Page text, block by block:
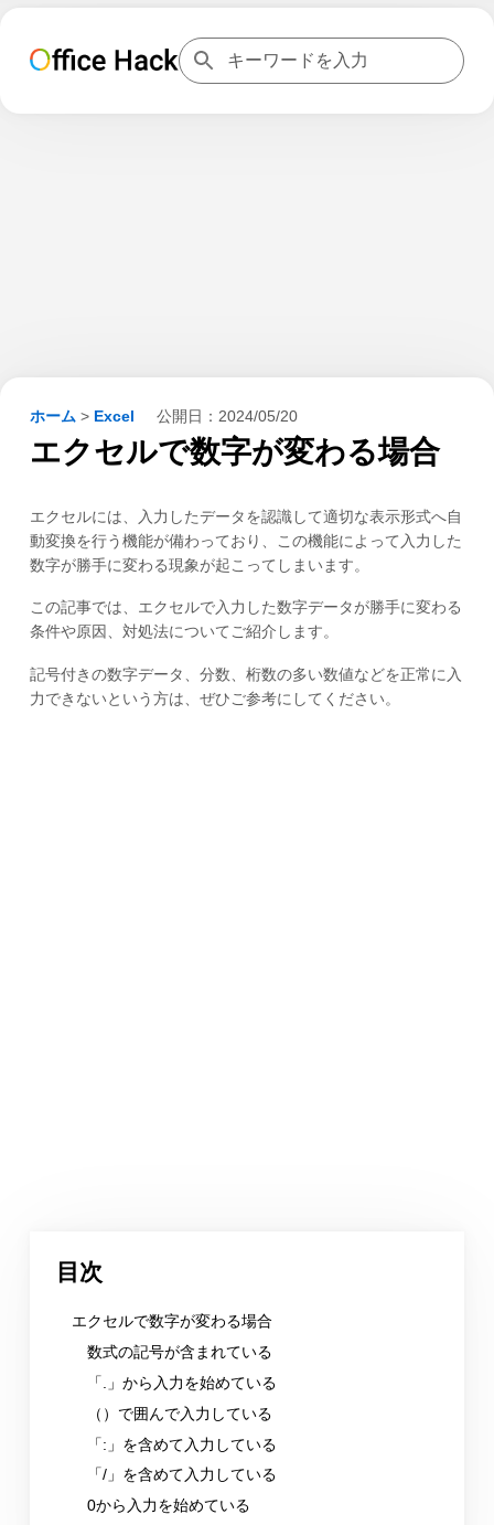
ホーム > Excel 公開日： 2024/05/20
エクセルで数字が変わる場合
エクセルには、入力したデータを認識して適切な表示形式へ自
動変換を行う機能が備わっており、この機能によって入力した
数字が勝手に変わる現象が起こってしまいます。
この記事では、エクセルで入力した数字データが勝手に変わる
条件や原因、対処法についてご紹介します。
記号付きの数字データ、分数、桁数の多い数値などを正常に入
力できないという方は、ぜひご参考にしてください。
目次
エクセルで数字が変わる場合
数式の記号が含まれている
「.」から入力を始めている
（）で囲んで入力している
「:」を含めて入力している
「/」を含めて入力している
0から入力を始めている